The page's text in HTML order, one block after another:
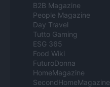
B2B Magazine
People Magazine
Day Travel
Tutto Gaming
ESG 365
Food Wiki
FuturoDonna
HomeMagazine
SecondHomeMagazine